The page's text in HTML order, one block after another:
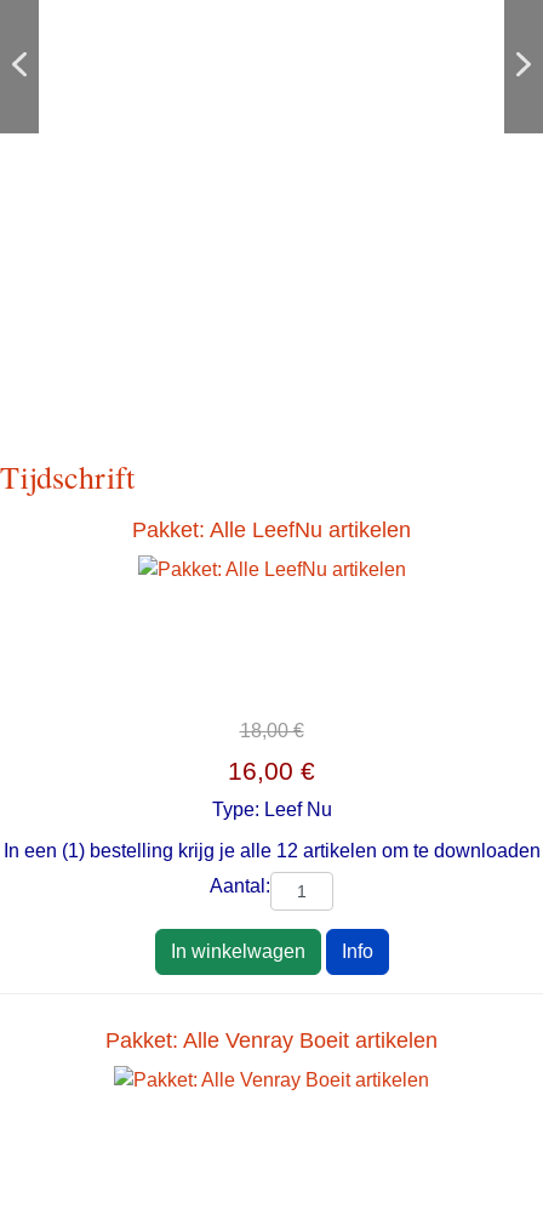
Tijdschrift
Pakket: Alle LeefNu artikelen
18,00 €
16,00 €
Type: Leef Nu
In een (1) bestelling krijg je alle 12 artikelen om te downloaden
Aantal:
In winkelwagen Info
Pakket: Alle Venray Boeit artikelen